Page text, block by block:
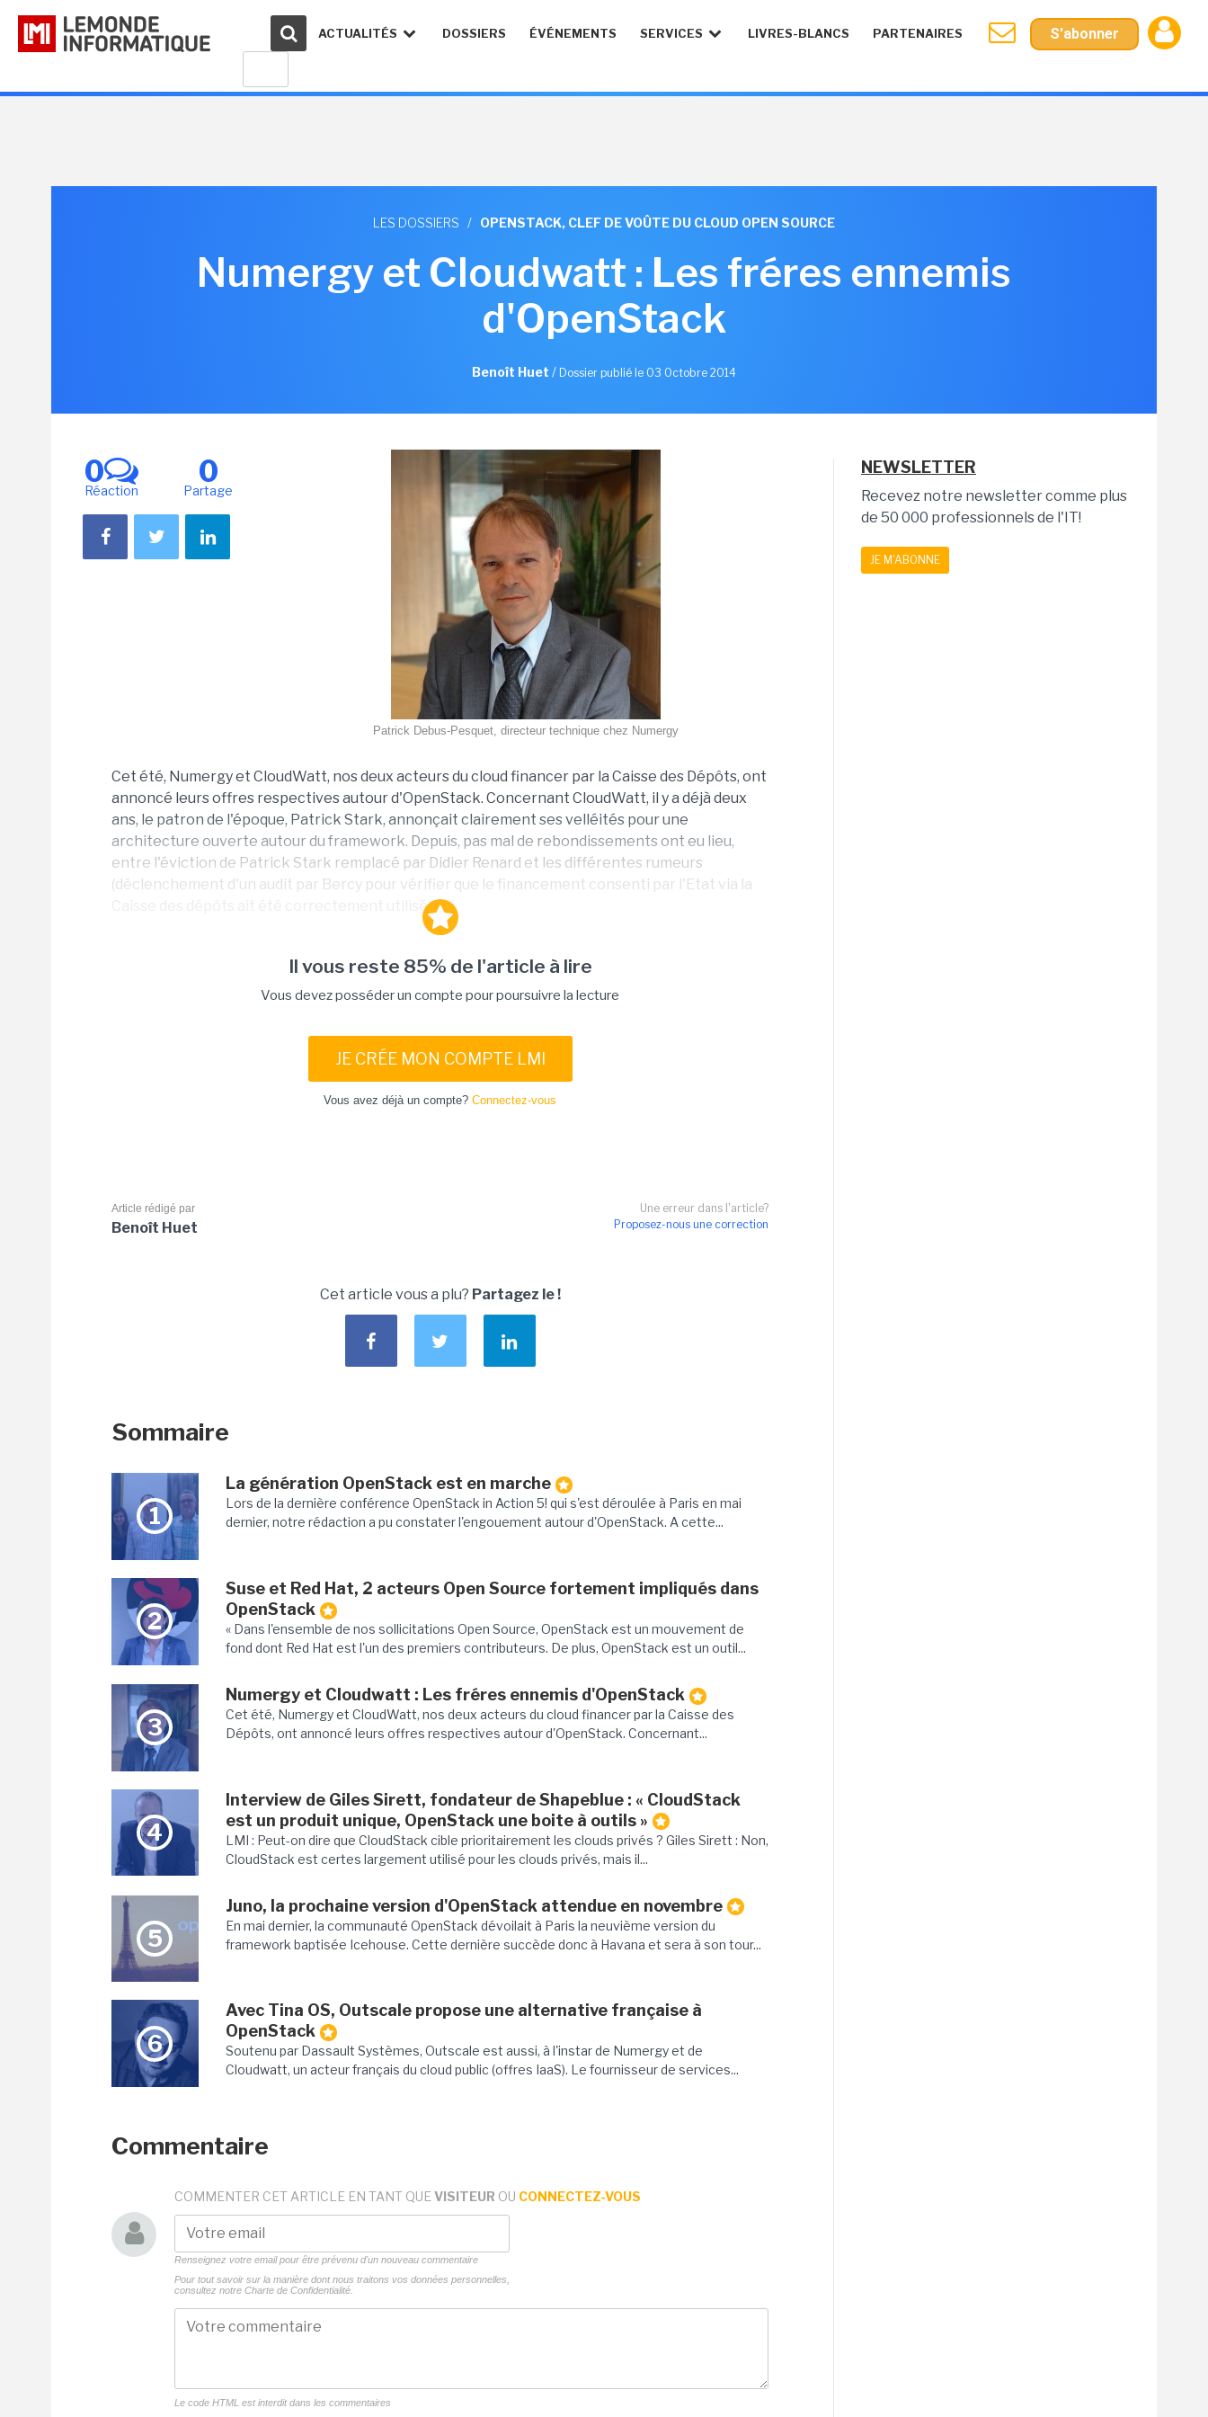
ACTUALITÉS DOSSIERS ÉVÉNEMENTS SERVICES LIVRES-BLANCS PARTENAIRES S'abonner
LES DOSSIERS / OPENSTACK, CLEF DE VOÛTE DU CLOUD OPEN SOURCE
Numergy et Cloudwatt : Les fréres ennemis
d'OpenStack
Benoît Huet / Dossier publié le 03 Octobre 2014
0
Réaction
0
Partage
Patrick Debus-Pesquet, directeur technique chez Numergy
Cet été, Numergy et CloudWatt, nos deux acteurs du cloud financer par la Caisse des Dépôts, ont
annoncé leurs offres respectives autour d'OpenStack. Concernant CloudWatt, il y a déjà deux
ans, le patron de l'époque, Patrick Stark, annonçait clairement ses velléités pour une
architecture ouverte autour du framework. Depuis, pas mal de rebondissements ont eu lieu,
entre l'éviction de Patrick Stark remplacé par Didier Renard et les différentes rumeurs
(déclenchement d'un audit par Bercy pour vérifier que le financement consenti par l'Etat via la
Caisse des dépôts ait été correctement utilisé,...
Il vous reste 85% de l'article à lire
Vous devez posséder un compte pour poursuivre la lecture
JE CRÉE MON COMPTE LMI
Vous avez déjà un compte? Connectez-vous
Une erreur dans l'article?
Proposez-nous une correction
Article rédigé par
Benoît Huet
Cet article vous a plu? Partagez le !
Sommaire
1
La génération OpenStack est en marche
Lors de la dernière conférence OpenStack in Action 5! qui s'est déroulée à Paris en mai
dernier, notre rédaction a pu constater l'engouement autour d'OpenStack. A cette...
2
Suse et Red Hat, 2 acteurs Open Source fortement impliqués dans
OpenStack
« Dans l'ensemble de nos sollicitations Open Source, OpenStack est un mouvement de
fond dont Red Hat est l'un des premiers contributeurs. De plus, OpenStack est un outil...
3
Numergy et Cloudwatt : Les fréres ennemis d'OpenStack
Cet été, Numergy et CloudWatt, nos deux acteurs du cloud financer par la Caisse des
Dépôts, ont annoncé leurs offres respectives autour d'OpenStack. Concernant...
4
Interview de Giles Sirett, fondateur de Shapeblue : « CloudStack
est un produit unique, OpenStack une boite à outils »
LMI : Peut-on dire que CloudStack cible prioritairement les clouds privés ? Giles Sirett : Non,
CloudStack est certes largement utilisé pour les clouds privés, mais il...
5
Juno, la prochaine version d'OpenStack attendue en novembre
En mai dernier, la communauté OpenStack dévoilait à Paris la neuvième version du
framework baptisée Icehouse. Cette dernière succède donc à Havana et sera à son tour...
6
Avec Tina OS, Outscale propose une alternative française à
OpenStack
Soutenu par Dassault Systèmes, Outscale est aussi, à l'instar de Numergy et de
Cloudwatt, un acteur français du cloud public (offres IaaS). Le fournisseur de services...
Commentaire
COMMENTER CET ARTICLE EN TANT QUEVISITEUR OU CONNECTEZ-VOUS
Renseignez votre email pour être prévenu d'un nouveau commentaire
Pour tout savoir sur la manière dont nous traitons vos données personnelles,
consultez notre Charte de Confidentialité.
Le code HTML est interdit dans les commentaires
NEWSLETTER
Recevez notre newsletter comme plus
de 50 000 professionnels de l'IT!
JE M'ABONNE